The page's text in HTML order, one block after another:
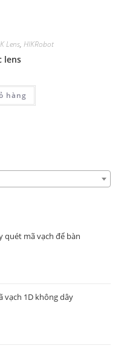
Lens, HIKRobot
lens
hàng
quét mã vạch để bàn
vạch 1D không dây